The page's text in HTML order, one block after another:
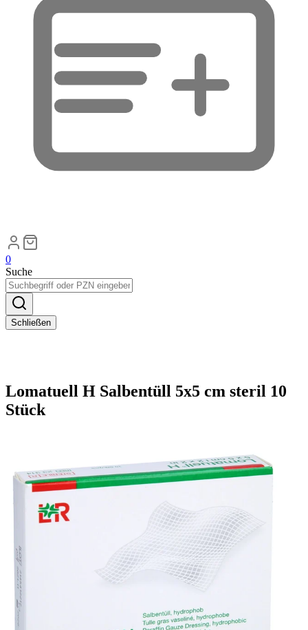
0
Suche
Schließen
Lomatuell H Salbentüll 5x5 cm steril 10
Stück